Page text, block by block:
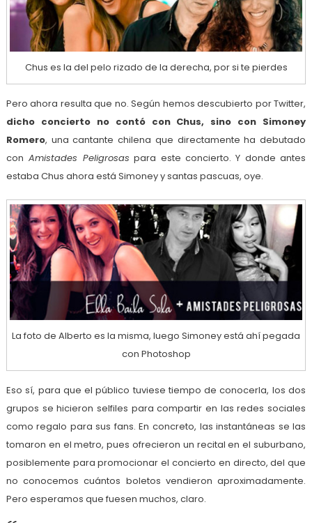
Chus es la del pelo rizado de la derecha, por si te pierdes
Pero ahora resulta que no. Según hemos descubierto por Twitter,
dicho concierto no contó con Chus, sino con Simoney
Romero, una cantante chilena que directamente ha debutado
con Amistades Peligrosas para este concierto. Y donde antes
estaba Chus ahora está Simoney y santas pascuas, oye.
La foto de Alberto es la misma, luego Simoney está ahí pegada
con Photoshop
Eso sí, para que el público tuviese tiempo de conocerla, los dos
grupos se hicieron selfiles para compartir en las redes sociales
como regalo para sus fans. En concreto, las instantáneas se las
tomaron en el metro, pues ofrecieron un recital en el suburbano,
posiblemente para promocionar el concierto en directo, del que
no conocemos cuántos boletos vendieron aproximadamente.
Pero esperamos que fuesen muchos, claro.